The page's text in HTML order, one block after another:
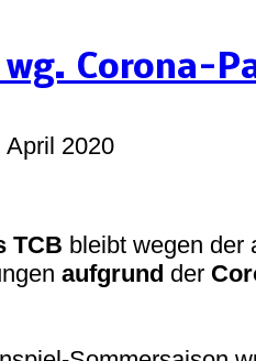
wg. Corona-
April 2020
TCB bleibt wegen der
aufgrund der